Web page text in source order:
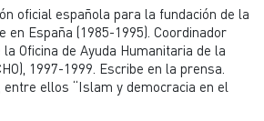
oficial española para la fundación de la
en España (1985-1995). Coordinador
Oficina de Ayuda Humanitaria de la
1997-1999. Escribe en la prensa.
ellos “Islam y democracia en el